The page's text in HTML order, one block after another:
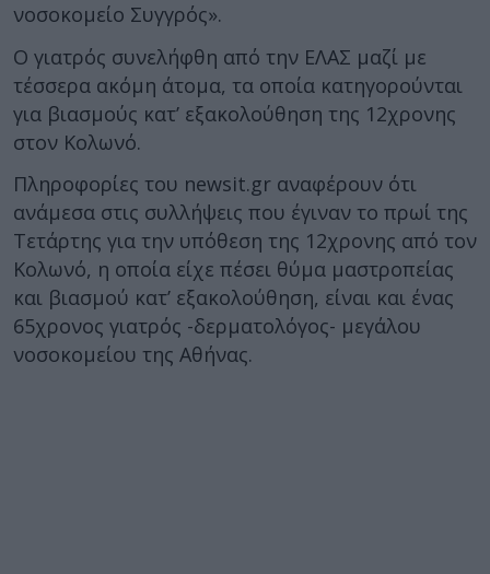
νοσοκομείο Συγγρός».
Ο γιατρός συνελήφθη από την ΕΛΑΣ μαζί με
τέσσερα ακόμη άτομα, τα οποία κατηγορούνται
για βιασμούς κατ’ εξακολούθηση της 12χρονης
στον Κολωνό.
Πληροφορίες του newsit.gr αναφέρουν ότι
ανάμεσα στις συλλήψεις που έγιναν το πρωί της
Τετάρτης για την υπόθεση της 12χρονης από τον
Κολωνό, η οποία είχε πέσει θύμα μαστροπείας
και βιασμού κατ’ εξακολούθηση, είναι και ένας
65χρονος γιατρός -δερματολόγος- μεγάλου
νοσοκομείου της Αθήνας.